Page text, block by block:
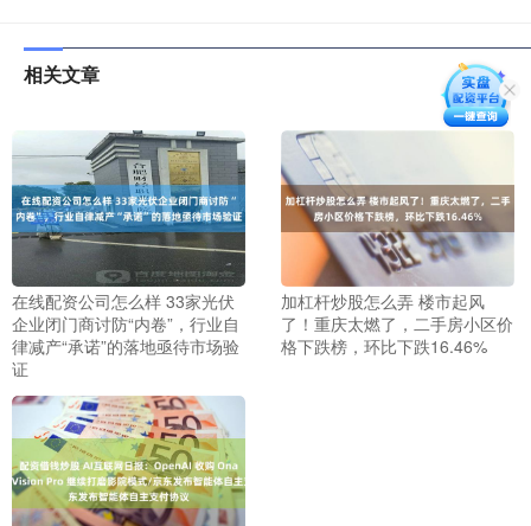
相关文章
在线配资公司怎么样 33家光伏
企业闭门商讨防“内卷”，行业自
律减产“承诺”的落地亟待市场验
证
加杠杆炒股怎么弄 楼市起风
了！重庆太燃了，二手房小区价
格下跌榜，环比下跌16.46%